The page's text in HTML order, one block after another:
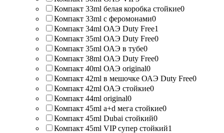
Компакт 33ml белая коробка стойкие0
Компакт 33ml с феромонами0
Компакт 34ml ОАЭ Duty Free1
Компакт 35ml ОАЭ Duty Free0
Компакт 35ml ОАЭ в тубе0
Компакт 38ml ОАЭ Duty Free0
Компакт 40ml ОАЭ original0
Компакт 42ml в мешочке ОАЭ Duty Free0
Компакт 42ml ОАЭ стойкие0
Компакт 44ml original0
Компакт 45ml a+d мега стойкие0
Компакт 45ml Dubai стойкий0
Компакт 45ml VIP супер стойкий1